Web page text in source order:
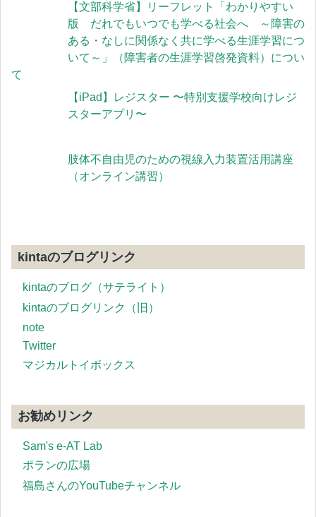
【文部科学省】リーフレット「わかりやすい
版 だれでもいつでも学べる社会へ ～障害の
ある・なしに関係なく共に学べる生涯学習につ
いて～」（障害者の生涯学習啓発資料）につい
て
【iPad】レジスター 〜特別支援学校向けレジ
スターアプリ〜
肢体不自由児のための視線入力装置活用講座
（オンライン講習）
kintaのブログリンク
kintaのブログ（サテライト）
kintaのブログリンク（旧）
note
Twitter
マジカルトイボックス
お勧めリンク
Sam's e-AT Lab
ポランの広場
福島さんのYouTubeチャンネル